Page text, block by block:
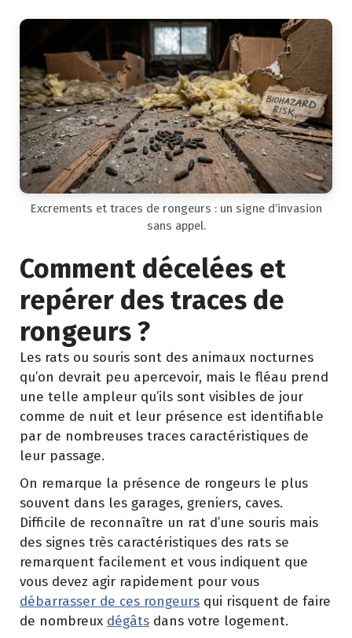
Excrements et traces de rongeurs : un signe d’invasion
sans appel.
Comment décelées et
repérer des traces de
rongeurs ?
Les rats ou souris sont des animaux nocturnes
qu’on devrait peu apercevoir, mais le fléau prend
une telle ampleur qu’ils sont visibles de jour
comme de nuit et leur présence est identifiable
par de nombreuses traces caractéristiques de
leur passage.
On remarque la présence de rongeurs le plus
souvent dans les garages, greniers, caves.
Difficile de reconnaître un rat d’une souris mais
des signes très caractéristiques des rats se
remarquent facilement et vous indiquent que
vous devez agir rapidement pour vous
débarrasser de ces rongeurs qui risquent de faire
de nombreux dégâts dans votre logement.